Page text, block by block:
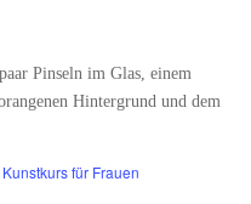
Kunstkurs für Frauen